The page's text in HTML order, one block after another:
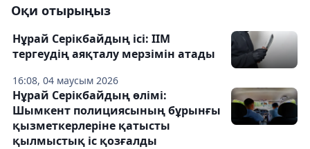
Оқи отырыңыз
16:08, 04 маусым 2026
Нұрай Серікбайдың ісі: ІІМ
тергеудің аяқталу мерзімін атады
Нұрай Серікбайдың өлімі:
Шымкент полициясының бұрынғы
қызметкерлеріне қатысты
қылмыстық іс қозғалды